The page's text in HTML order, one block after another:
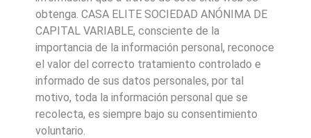
obtenga. CASA ELITE SOCIEDAD ANÓNIMA DE
CAPITAL VARIABLE, consciente de la
importancia de la información personal, reconoce
el valor del correcto tratamiento controlado e
informado de sus datos personales, por tal
motivo, toda la información personal que se
recolecta, es siempre bajo su consentimiento
voluntario.